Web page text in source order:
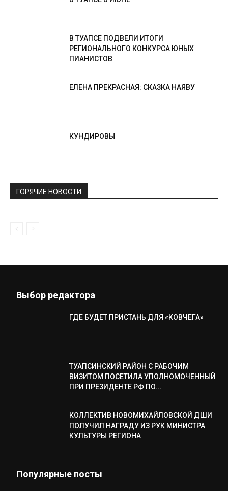
В ТУАПСЕ ПОДВЕЛИ ИТОГИ
РЕГИОНАЛЬНОГО КОНКУРСА ЮНЫХ
ПИАНИСТОВ
ЕЛЕНА ПРЕКРАСНАЯ: СКАЗКА НАЯВУ
КУНДИРОВЫ
ГОРЯЧИЕ НОВОСТИ
Выбор редактора
ГДЕ БУДЕТ ПРИСТАНЬ ДЛЯ «КОВЧЕГА»
ТУАПСИНСКИЙ РАЙОН С РАБОЧИМ
ВИЗИТОМ ПОСЕТИЛА УПОЛНОМОЧЕННЫЙ
ПРИ ПРЕЗИДЕНТЕ РФ ПО...
КОЛЛЕКТИВ НОВОМИХАЙЛОВСКОЙ ДШИ
ПОЛУЧИЛ НАГРАДУ ИЗ РУК МИНИСТРА
КУЛЬТУРЫ РЕГИОНА
Популярные посты